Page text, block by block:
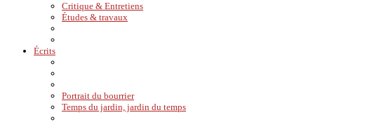
Critique & Entretiens
Études & travaux
Écrits
Portrait du bourrier
Temps du jardin, jardin du temps